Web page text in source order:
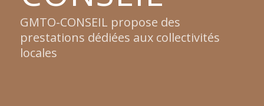
GMTO-CONSEIL propose des
prestations dédiées aux collectivités
locales